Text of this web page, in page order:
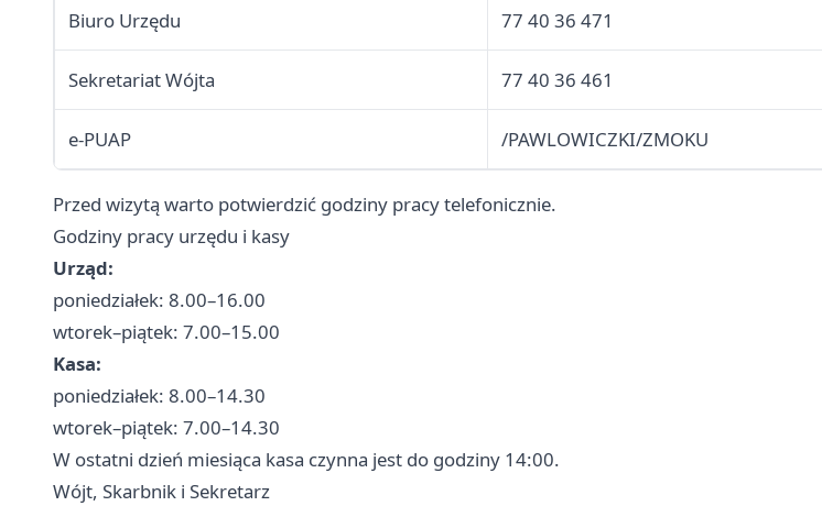
Biuro Urzędu 77 40 36 471
Sekretariat Wójta 77 40 36 461
e-PUAP /PAWLOWICZKI/ZMOKU
Przed wizytą warto potwierdzić godziny pracy telefonicznie.
Godziny pracy urzędu i kasy
Urząd:
poniedziałek: 8.00–16.00
wtorek–piątek: 7.00–15.00
Kasa:
poniedziałek: 8.00–14.30
wtorek–piątek: 7.00–14.30
W ostatni dzień miesiąca kasa czynna jest do godziny 14:00.
Wójt, Skarbnik i Sekretarz